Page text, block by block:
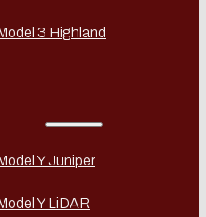
3 Highland
Y Juniper
Y LiDAR